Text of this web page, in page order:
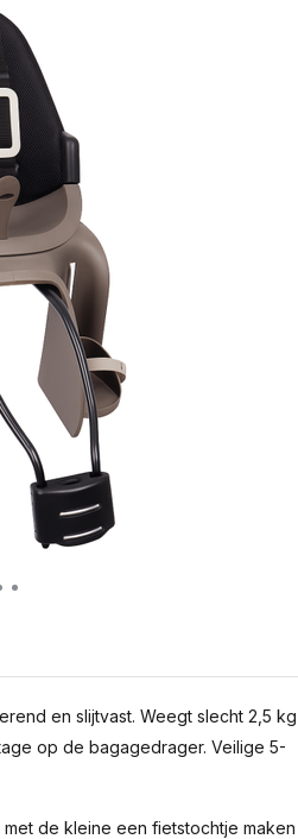
en slijtvast. Weegt slecht 2,5
op de bagagedrager. Veilige 5-
de kleine een fietstochtje